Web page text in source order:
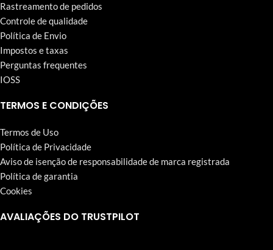
Rastreamento de pedidos
Controle de qualidade
Política de Envio
Impostos e taxas
Perguntas frequentes
IOSS
TERMOS E CONDIÇÕES
Termos de Uso
Política de Privacidade
Aviso de isenção de responsabilidade de marca registrada
Política de garantia
Cookies
AVALIAÇÕES DO TRUSTPILOT